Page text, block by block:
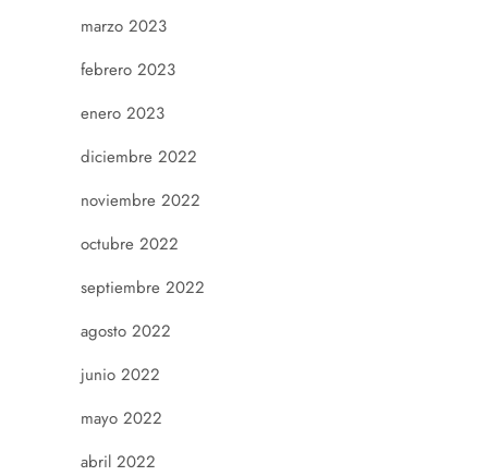
marzo 2023
febrero 2023
enero 2023
diciembre 2022
noviembre 2022
octubre 2022
septiembre 2022
agosto 2022
junio 2022
mayo 2022
abril 2022